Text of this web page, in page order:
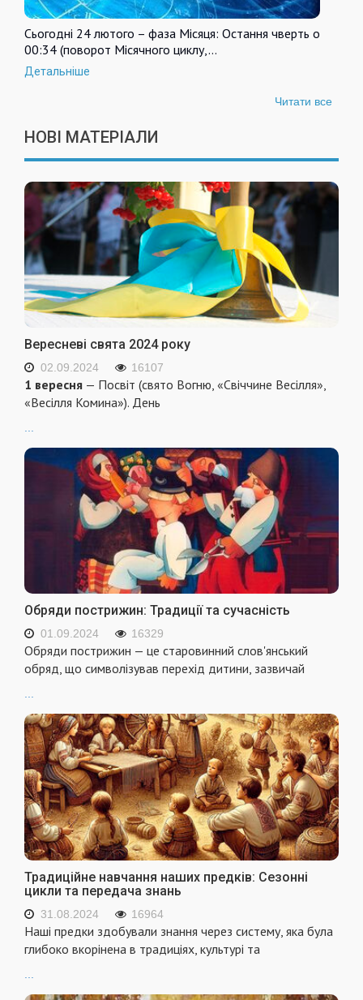
Сьогодні 24 лютого – фаза Місяця: Остання чверть о
00:34 (поворот Місячного циклу,…
Детальніше
Читати все
НОВІ МАТЕРІАЛИ
Вересневі свята 2024 року
02.09.2024 16107
1 вересня — Посвіт (свято Вогню, «Свіччине Весілля»,
«Весілля Комина»). День
Обряди пострижин: Традиції та сучасність
01.09.2024 16329
Обряди пострижин — це старовинний слов'янський
обряд, що символізував перехід дитини, зазвичай
...
Традиційне навчання наших предків: Сезонні
цикли та передача знань
31.08.2024 16964
Наші предки здобували знання через систему, яка була
глибоко вкорінена в традиціях, культурі та